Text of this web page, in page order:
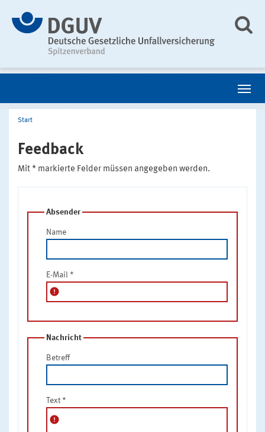
Start
Feedback
Mit * markierte Felder müssen angegeben werden.
Absender
Name
E-Mail *
error
Nachricht
Betreff
Text *
error